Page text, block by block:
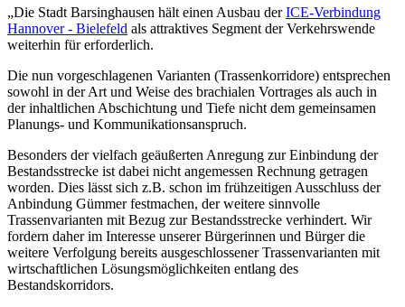
„Die Stadt Barsinghausen hält einen Ausbau derICE-Verbindung
Hannover - Bielefeld als attraktives Segment der Verkehrswende
weiterhin für erforderlich.
Die nun vorgeschlagenen Varianten (Trassenkorridore) entsprechen
sowohl in der Art und Weise des brachialen Vortrages als auch in
der inhaltlichen Abschichtung und Tiefe nicht dem gemeinsamen
Planungs- und Kommunikationsanspruch.
Besonders der vielfach geäußerten Anregung zur Einbindung der
Bestandsstrecke ist dabei nicht angemessen Rechnung getragen
worden. Dies lässt sich z.B. schon im frühzeitigen Ausschluss der
Anbindung Gümmer festmachen, der weitere sinnvolle
Trassenvarianten mit Bezug zur Bestandsstrecke verhindert. Wir
fordern daher im Interesse unserer Bürgerinnen und Bürger die
weitere Verfolgung bereits ausgeschlossener Trassenvarianten mit
wirtschaftlichen Lösungsmöglichkeiten entlang des
Bestandskorridors.